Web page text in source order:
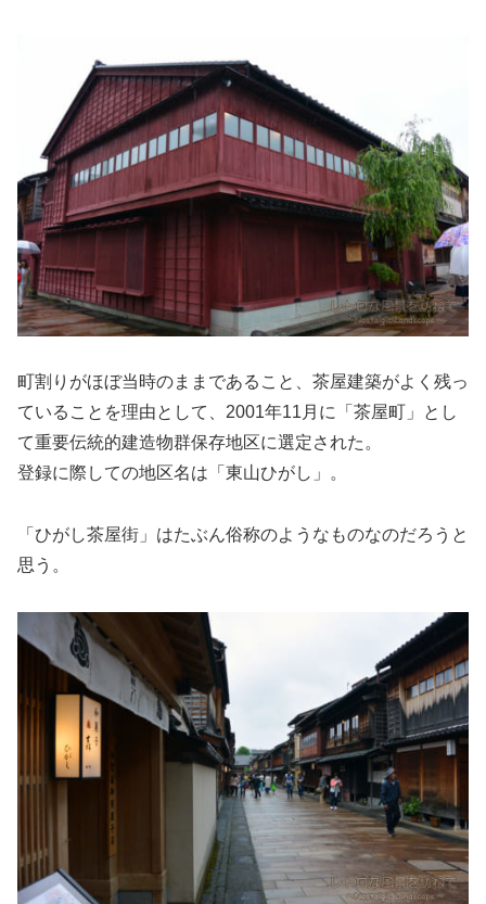
町割りがほぼ当時のままであること、茶屋建築がよく残っ
ていることを理由として、2001年11月に「茶屋町」とし
て重要伝統的建造物群保存地区に選定された。
登録に際しての地区名は「東山ひがし」。
「ひがし茶屋街」はたぶん俗称のようなものなのだろうと
思う。